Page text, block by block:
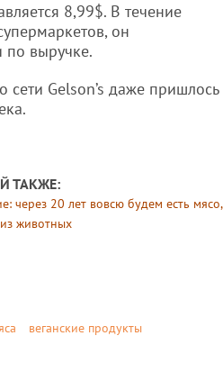
8,99$. В течение
он
по выручке.
сети Gelson’s даже пришлось
ТАКЖЕ:
через 20 лет вовсю будем есть мясо,
животных
веганские продукты